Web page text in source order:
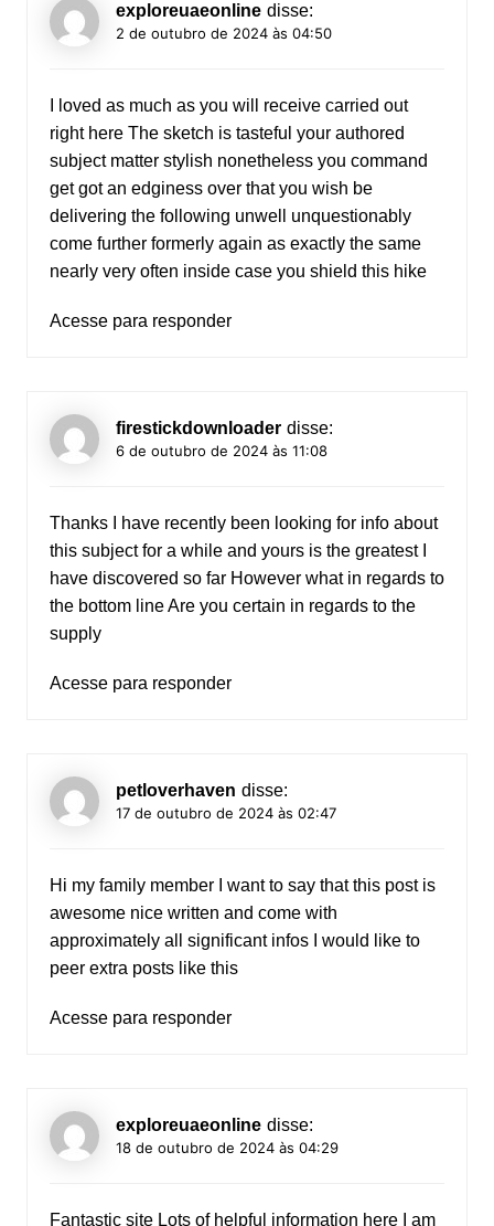
exploreuaeonline disse:
2 de outubro de 2024 às 04:50
I loved as much as you will receive carried out
right here The sketch is tasteful your authored
subject matter stylish nonetheless you command
get got an edginess over that you wish be
delivering the following unwell unquestionably
come further formerly again as exactly the same
nearly very often inside case you shield this hike
Acesse para responder
firestickdownloader disse:
6 de outubro de 2024 às 11:08
Thanks I have recently been looking for info about
this subject for a while and yours is the greatest I
have discovered so far However what in regards to
the bottom line Are you certain in regards to the
supply
Acesse para responder
petloverhaven disse:
17 de outubro de 2024 às 02:47
Hi my family member I want to say that this post is
awesome nice written and come with
approximately all significant infos I would like to
peer extra posts like this
Acesse para responder
exploreuaeonline disse:
18 de outubro de 2024 às 04:29
Fantastic site Lots of helpful information here I am